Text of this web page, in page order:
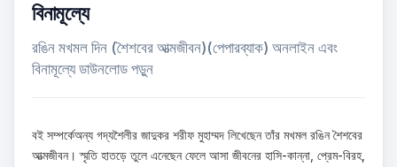
বিনামূল্যে
রঙিন মখমল দিন (শৈশবের আত্মজীবন)(পেপারব্যাক) অনলাইন এবং
বিনামূল্যে ডাউনলোড পড়ুন
বই সম্পর্কেঅন্য গদ্যশৈলীর জাদুকর শরীফ মুহাম্মদ লিখেছেন তাঁর মখমল রঙিন শৈশবের
আত্মজীবন। স্মৃতি হাতড়ে তুলে এনেছেন ফেলে আসা জীবনের হাসি-কান্না, প্রেম-বিরহ,